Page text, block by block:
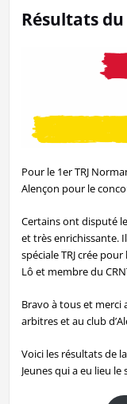
Résultats
Pour le 1er TRJ
Alençon pour le
Certains ont disputé
et très enrichissante.
spéciale TRJ crée
Lô et membre du
Bravo à tous et merci
arbitres et au club
Voici les résultats de
Jeunes qui a eu lieu